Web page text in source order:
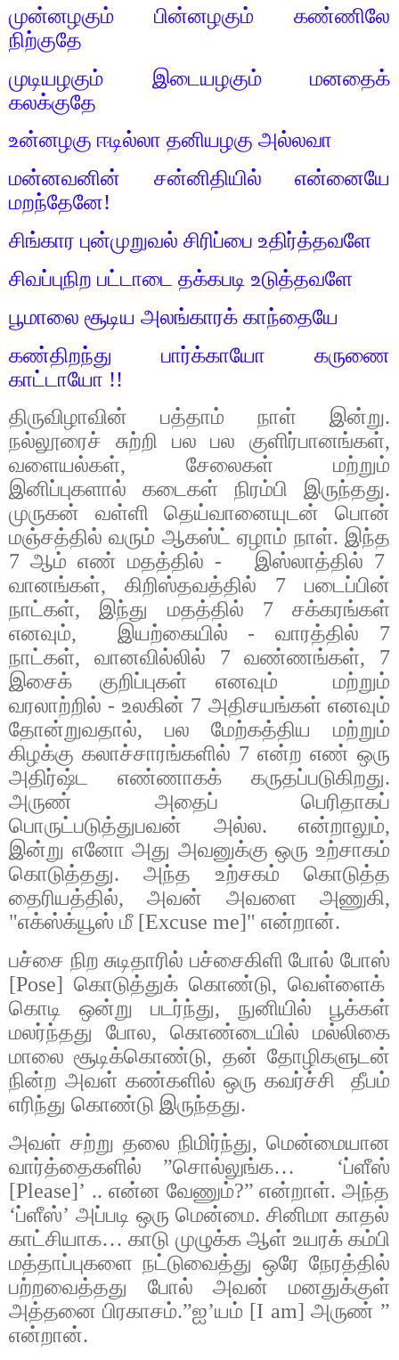
முன்னழகும் பின்னழகும்
கண்ணிலே
நிற்குதே
முடியழகும்
இடையழகும்
மனதைக்
கலக்குதே
உன்னழகு ஈடில்லா தனியழகு அல்லவா
மன்னவனின்
சன்னிதியில்
என்னையே
மறந்தேனே!
சிங்கார புன்முறுவல் சிரிப்பை உதிர்த்தவளே
சிவப்புநிற பட்டாடை தக்கபடி உடுத்தவளே
பூமாலை சூடிய அலங்காரக் காந்தையே
கண்திறந்து
பார்க்காயோ
கருணை
காட்டாயோ !!
திருவிழாவின்
பத்தாம் நாள் இன்று.
நல்லூரைச்
சுற்றி பல பல குளிர்பானங்கள்,
வளையல்கள், சேலைகள்
மற்றும்
இனிப்புகளால்
கடைகள் நிரம்பி இருந்தது.
முருகன்
வள்ளி தெய்வானையுடன்
பொன்
மஞ்சத்தில் வரும் ஆகஸ்ட் ஏழாம் நாள்.இந்த
7ஆம் எண் மதத்தில் - இஸ்லாத்தில் 7
வானங்கள், கிறிஸ்தவத்தில் 7 படைப்பின்
நாட்கள்,இந்து மதத்தில் 7 சக்கரங்கள்
எனவும், இயற்கையில் -வாரத்தில் 7
நாட்கள், வானவில்லில் 7வண்ணங்கள், 7
இசைக்
குறிப்புகள் எனவும்
மற்றும்
வரலாற்றில் - உலகின் 7 அதிசயங்கள் எனவும்
தோன்றுவதால், பல மேற்கத்திய
மற்றும்
கிழக்கு கலாச்சாரங்களில் 7 என்ற எண் ஒரு
அதிர்ஷ்ட
எண்ணாகக் கருதப்படுகிறது.
அருண்
அதைப்
பெரிதாகப்
பொருட்படுத்துபவன்
அல்ல. என்றாலும்,
இன்று எனோ அது அவனுக்கு ஒரு உற்சாகம்
கொடுத்தது.அந்த உற்சகம்
கொடுத்த
தைரியத்தில்,அவன் அவளை அணுகி,
"எக்ஸ்க்யூஸ் மீ[Excuse me]" என்றான்.
பச்சை நிற சுடிதாரில் பச்சைகிளி போல் போஸ்
[Pose] கொடுத்துக் கொண்டு, வெள்ளைக்
கொடி
ஒன்று படர்ந்து, நுனியில்
பூக்கள்
மலர்ந்தது
போல, கொண்டையில்
மல்லிகை
மாலை சூடிக்கொண்டு, தன் தோழிகளுடன்
நின்ற அவள் கண்களில் ஒரு கவர்ச்சி
தீபம்
எரிந்து கொண்டு இருந்தது.
அவள் சற்று தலை நிமிர்ந்து, மென்மையான
வார்த்தைகளில் ”சொல்லுங்க… ‘ப்ளீஸ்
[Please]’ .. என்ன வேணும்?”என்றாள்.அந்த
‘ப்ளீஸ்’ அப்படி ஒரு மென்மை. சினிமா காதல்
காட்சியாக…காடு முழுக்க ஆள் உயரக் கம்பி
மத்தாப்புகளை நட்டுவைத்து ஒரே நேரத்தில்
பற்றவைத்தது
போல் அவன்
மனதுக்குள்
அத்தனை பிரகாசம்.”ஐ’யம் [I am] அருண் ”
என்றான்.